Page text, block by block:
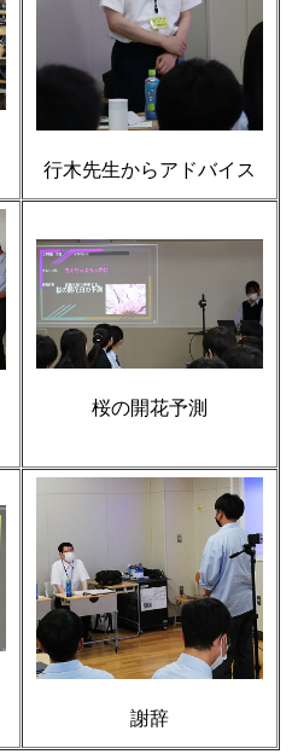
行木先生からアドバイス
桜の開花予測
謝辞